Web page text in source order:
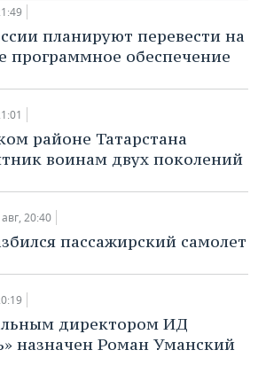
планируют перевести на
программное обеспечение
районе Татарстана
воинам двух поколений
20:40
пассажирский самолет
директором ИД
назначен Роман Уманский